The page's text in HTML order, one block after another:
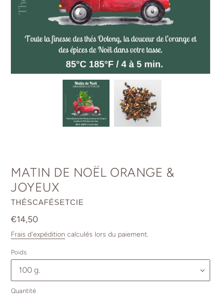
MATIN DE NOËL ORANGE &
JOYEUX
DISTRIBUTEUR
THÉSCAFÉSETCIE
Prix
normal
€14,50
Frais d'expédition calculés lors du paiement.
Poids
Quantité